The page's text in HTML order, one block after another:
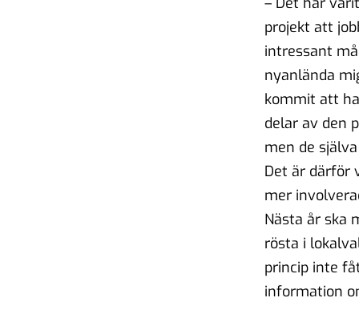
projekt att
intressant
nyanlända
kommit att
delar av den
men de
Det är därför
mer
Nästa år ska
rösta i
princip inte
information